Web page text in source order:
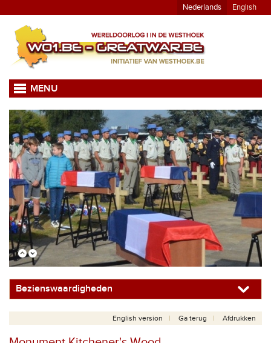
Nederlands English
MENU
Bezienswaardigheden
English version Ga terug Afdrukken